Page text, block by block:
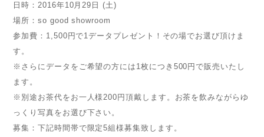
日時：2016年10月29日 (土)
場所：so good showroom
参加費：1,500円で1データプレゼント！その場でお選び頂けま
す。
※さらにデータをご希望の方には1枚につき500円で販売いたし
ます。
※別途お茶代をお一人様200円頂戴します。お茶を飲みながらゆ
っくり写真をお選び下さい。
募集：下記時間帯で限定5組様募集致します。